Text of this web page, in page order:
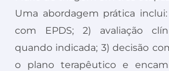
Uma abordagem prática
com EPDS; 2) avaliação
quando indicada; 3) decisão
o plano terapêutico e